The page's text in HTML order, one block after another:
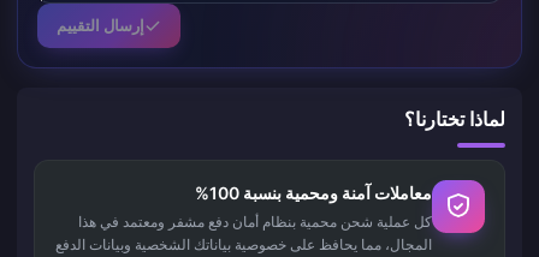
إرسال التقييم
لماذا تختارنا؟
معاملات آمنة ومحمية بنسبة 100%
كل عملية شحن محمية بنظام أمان دفع مشفر ومعتمد في هذا
المجال، مما يحافظ على خصوصية بياناتك الشخصية وبيانات الدفع